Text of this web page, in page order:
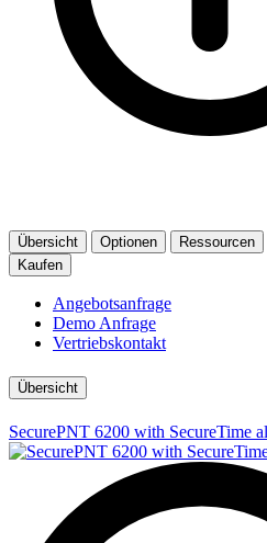
Übersicht Optionen Ressourcen
Kaufen
Angebotsanfrage
Demo Anfrage
Vertriebskontakt
Übersicht
SecurePNT 6200 with SecureTime